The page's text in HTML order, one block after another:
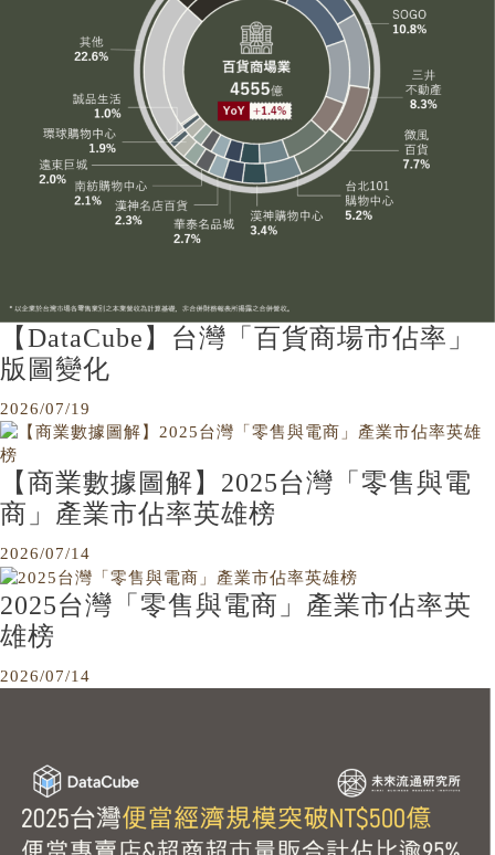
【DataCube】台灣「百貨商場市佔率」
版圖變化
2026/07/19
【商業數據圖解】2025台灣「零售與電
商」產業市佔率英雄榜
2026/07/14
2025台灣「零售與電商」產業市佔率英
雄榜
2026/07/14